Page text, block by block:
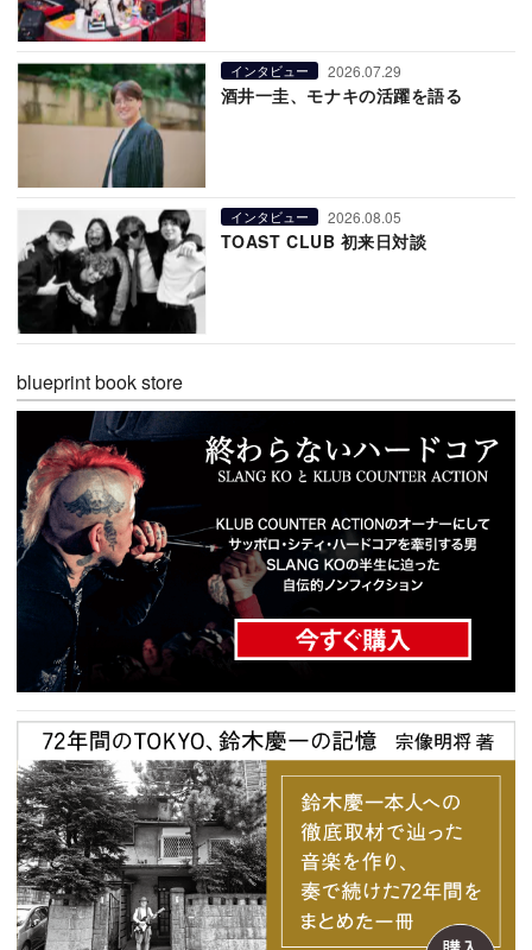
インタビュー 2026.07.29
酒井一圭、モナキの活躍を語る
インタビュー 2026.08.05
TOAST CLUB 初来日対談
blueprint book store